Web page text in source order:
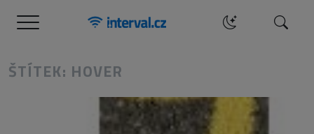
Menu Hledat
ŠTÍTEK: HOVER